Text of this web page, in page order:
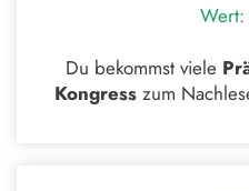
Du bekommst viele
Kongress zum